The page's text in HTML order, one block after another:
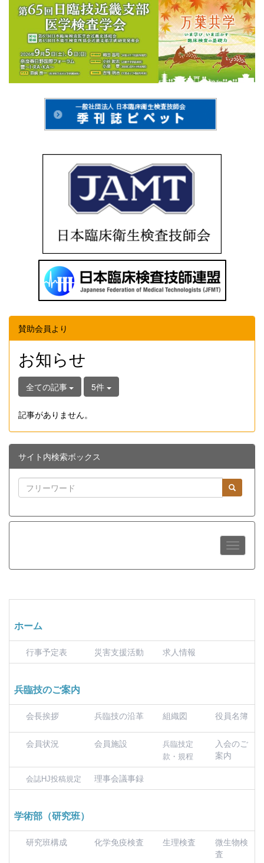
賛助会員より
お知らせ
全ての記事 5件
記事がありません。
サイト内検索ボックス
ホーム
行事予定表 災害支援活動 求人情報
兵臨技のご案内
会長挨拶 兵臨技の沿革 組織図 役員名簿
会員状況 会員施設
兵臨技定
款・規程
入会のご
案内
会誌HJ投稿規定 理事会議事録
学術部（研究班）
研究班構成 化学免疫検査 生理検査
微生物検
査